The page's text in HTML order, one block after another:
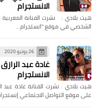
الانستجرام
الشخصي في موقع "انستجرام…
26 يونيو 2020
غادة عبد
الانستجرام
هيت بلادي : نشرت الفنانة غادة
على موقع التواصل الاجتماعي